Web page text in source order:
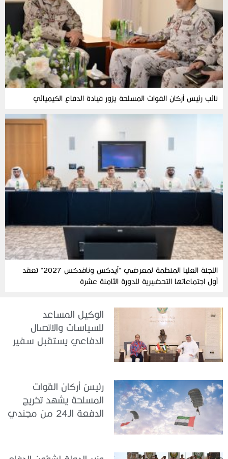
نائب رئيس أركان القوات المسلحة يزور قيادة الدفاع الكيميائي
اللجنة العليا المنظمة لمعرضي “آيدكس ونافدكس 2027” تعقد
أول اجتماعاتها التحضيرية للدورة الثامنة عشرة
الوكيل المساعد
للسياسات والاتصال
الدفاعي يستقبل سفير
رئيسُ أركان القوات
المسلحة يشهد تخريج
الدفعة الـ24 من مجندي